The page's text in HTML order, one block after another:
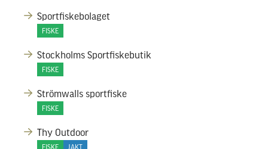
Sportfiskebolaget
FISKE
Stockholms Sportfiskebutik
FISKE
Strömwalls sportfiske
FISKE
Thy Outdoor
FISKE JAKT